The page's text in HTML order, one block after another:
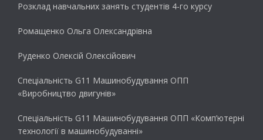
Розклад навчальних занять студентів 4-го курсу
Ромащенко Ольга Олександрівна
Руденко Олексій Олексійович
Спеціальність G11 Машинобудування ОПП
«Виробництво двигунів»
Спеціальність G11 Машинобудування ОПП «Комп’ютерні
технології в машинобудуванні»